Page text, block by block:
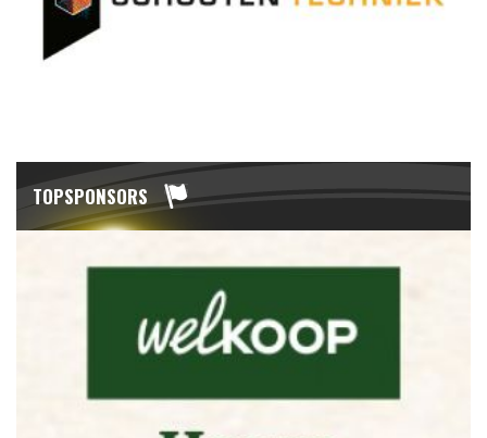
TOPSPONSORS